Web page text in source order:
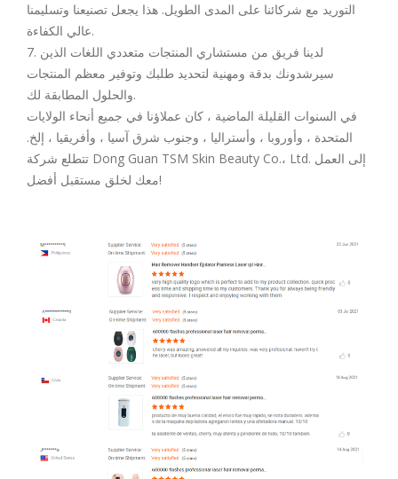
التوريد مع شركائنا على المدى الطويل. هذا يجعل تصنيعنا وتسليمنا
عالي الكفاءة.
7. لدينا فريق من مستشاري المنتجات متعددي اللغات الذين
سيرشدونك بدقة ومهنية لتحديد طلبك وتوفير معظم المنتجات
والحلول المطابقة لك.
في السنوات القليلة الماضية ، كان عملاؤنا في جميع أنحاء الولايات
المتحدة ، وأوروبا ، وأستراليا ، وجنوب شرق آسيا ، وأفريقيا ، إلخ.
تتطلع شركة Dong Guan TSM Skin Beauty Co.، Ltd. إلى العمل
معك لخلق مستقبل أفضل!